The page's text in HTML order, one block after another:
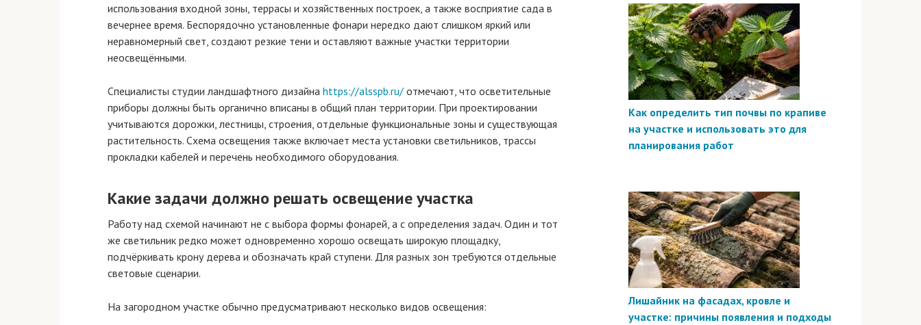
использования входной зоны, террасы и хозяйственных построек, а также восприятие сада в
вечернее время. Беспорядочно установленные фонари нередко дают слишком яркий или
неравномерный свет, создают резкие тени и оставляют важные участки территории
неосвещёнными.
Специалисты студии ландшафтного дизайна https://alsspb.ru/ отмечают, что осветительные
приборы должны быть органично вписаны в общий план территории. При проектировании
учитываются дорожки, лестницы, строения, отдельные функциональные зоны и существующая
растительность. Схема освещения также включает места установки светильников, трассы
прокладки кабелей и перечень необходимого оборудования.
Какие задачи должно решать освещение участка
Работу над схемой начинают не с выбора формы фонарей, а с определения задач. Один и тот
же светильник редко может одновременно хорошо освещать широкую площадку,
подчёркивать крону дерева и обозначать край ступени. Для разных зон требуются отдельные
световые сценарии.
На загородном участке обычно предусматривают несколько видов освещения:
Как определить тип почвы по крапиве
на участке и использовать это для
планирования работ
Лишайник на фасадах, кровле и
участке: причины появления и подходы